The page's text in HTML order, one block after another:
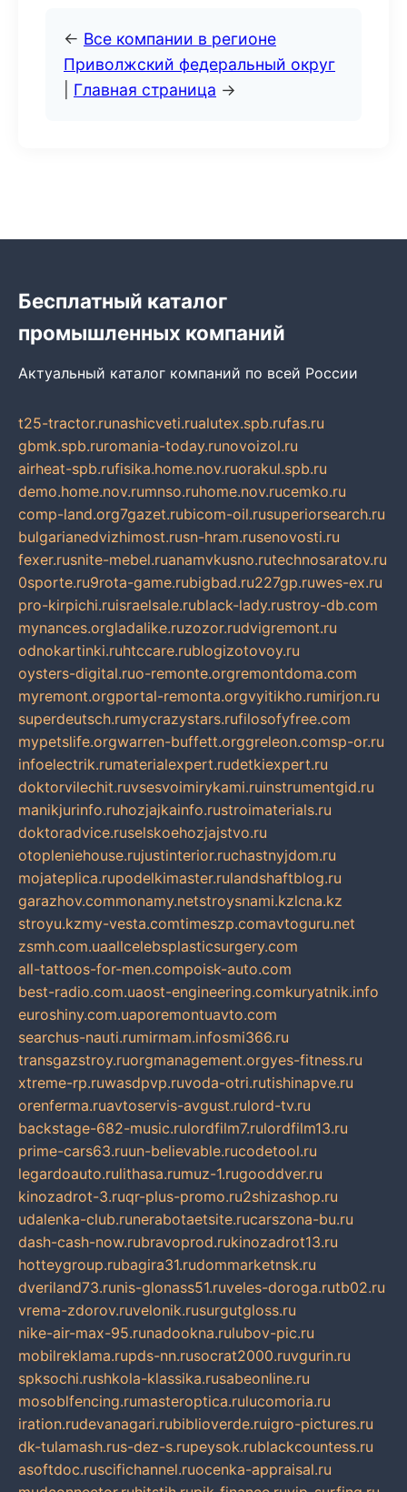
← Все компании в регионе
Приволжский федеральный округ
Главная страница →
Бесплатный каталог
промышленных компаний
Актуальный каталог компаний по всей России
t25-tractor.runashicveti.rualutex.spb.rufas.ru
gbmk.spb.ruromania-today.runovoizol.ru
airheat-spb.rufisika.home.nov.ruorakul.spb.ru
demo.home.nov.rumnso.ruhome.nov.rucemko.ru
comp-land.org7gazet.rubicom-oil.rusuperiorsearch.ru
bulgarianedvizhimost.rusn-hram.rusenovosti.ru
fexer.rusnite-mebel.ruanamvkusno.rutechnosaratov.ru
0sporte.ru9rota-game.rubigbad.ru227gp.ruwes-ex.ru
pro-kirpichi.ruisraelsale.rublack-lady.rustroy-db.com
mynances.orgladalike.ruzozor.rudvigremont.ru
odnokartinki.ruhtccare.rublogizotovoy.ru
oysters-digital.ruo-remonte.orgremontdoma.com
myremont.orgportal-remonta.orgvyitikho.rumirjon.ru
superdeutsch.rumycrazystars.rufilosofyfree.com
mypetslife.orgwarren-buffett.orggreleon.comsp-or.ru
infoelectrik.rumaterialexpert.rudetkiexpert.ru
doktorvilechit.ruvsesvoimirykami.ruinstrumentgid.ru
manikjurinfo.ruhozjajkainfo.rustroimaterials.ru
doktoradvice.ruselskoehozjajstvo.ru
otopleniehouse.rujustinterior.ruchastnyjdom.ru
mojateplica.rupodelkimaster.rulandshaftblog.ru
garazhov.commonamy.netstroysnami.kzlcna.kz
stroyu.kzmy-vesta.comtimeszp.comavtoguru.net
zsmh.com.uaallcelebsplasticsurgery.com
all-tattoos-for-men.compoisk-auto.com
best-radio.com.uaost-engineering.comkuryatnik.info
euroshiny.com.uaporemontuavto.com
searchus-nauti.rumirmam.infosmi366.ru
transgazstroy.ruorgmanagement.orgyes-fitness.ru
xtreme-rp.ruwasdpvp.ruvoda-otri.rutishinapve.ru
orenferma.ruavtoservis-avgust.rulord-tv.ru
backstage-682-music.rulordfilm7.rulordfilm13.ru
prime-cars63.ruun-believable.rucodetool.ru
legardoauto.rulithasa.rumuz-1.rugooddver.ru
kinozadrot-3.ruqr-plus-promo.ru2shizashop.ru
udalenka-club.runerabotaetsite.rucarszona-bu.ru
dash-cash-now.rubravoprod.rukinozadrot13.ru
hotteygroup.rubagira31.rudommarketnsk.ru
dveriland73.runis-glonass51.ruveles-doroga.rutb02.ru
vrema-zdorov.ruvelonik.rusurgutgloss.ru
nike-air-max-95.runadookna.rulubov-pic.ru
mobilreklama.rupds-nn.rusocrat2000.ruvgurin.ru
spksochi.rushkola-klassika.rusabeonline.ru
mosoblfencing.rumasteroptica.rulucomoria.ru
iration.rudevanagari.rubiblioverde.ruigro-pictures.ru
dk-tulamash.rus-dez-s.rupeysok.rublackcountess.ru
asoftdoc.ruscifichannel.ruocenka-appraisal.ru